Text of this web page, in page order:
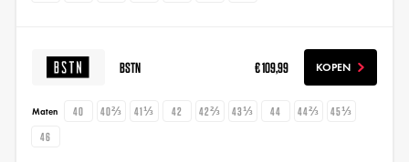
BSTN € 109,99 KOPEN
Maten 40 40⅔ 41⅓ 42 42⅔ 43⅓ 44 44⅔
45⅓
46